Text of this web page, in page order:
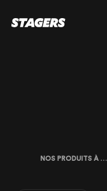
NOS PRODUITS À LA LOCATION